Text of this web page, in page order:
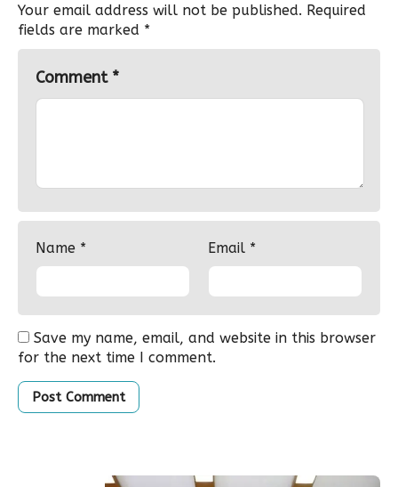
Your email address will not be published. Required
fields are marked *
Comment *
Name * Email *
Save my name, email, and website in this browser
for the next time I comment.